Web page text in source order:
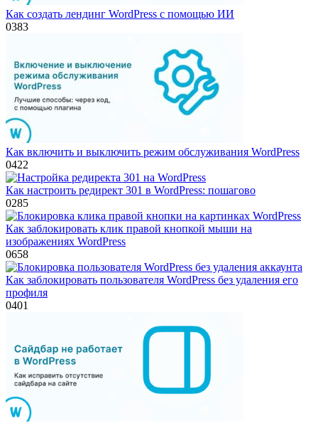
Как создать лендинг WordPress с помощью ИИ
0383
Как включить и выключить режим обслуживания WordPress
0422
Как настроить редирект 301 в WordPress: пошагово
0285
Как заблокировать клик правой кнопкой мыши на
изображениях WordPress
0658
Как заблокировать пользователя WordPress без удаления его
профиля
0401